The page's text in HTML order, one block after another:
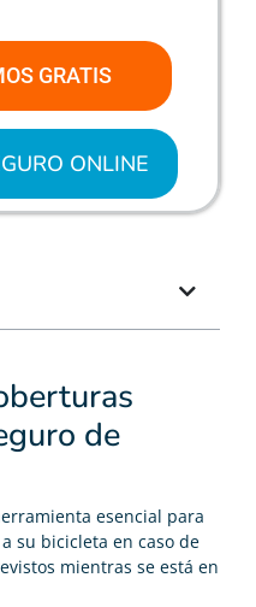
de
esencial para
su bicicleta en caso de
mientras se está en
GRATIS
ONLINE